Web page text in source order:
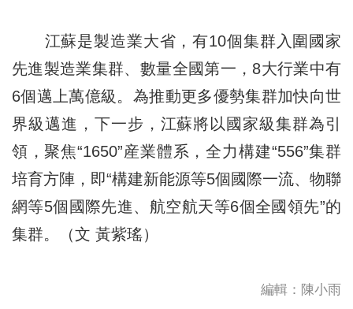
江蘇是製造業大省，有10個集群入圍國家
先進製造業集群、數量全國第一，8大行業中有
6個邁上萬億級。為推動更多優勢集群加快向世
界級邁進，下一步，江蘇將以國家級集群為引
領，聚焦“1650”産業體系，全力構建“556”集群
培育方陣，即“構建新能源等5個國際一流、物聯
網等5個國際先進、航空航天等6個全國領先”的
集群。（文 黃紫瑤）
編輯：陳小雨